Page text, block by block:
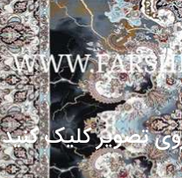
تصویر کلیک کنید
تصویر کلیک کنید